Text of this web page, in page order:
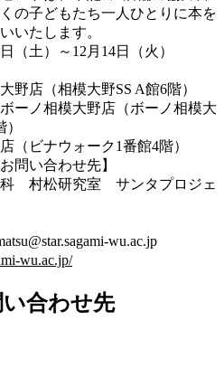
の子どもたち一人ひとりに本を
いたします。
（土）～12月14日（火）
（相模大野SS A館6階）
ノ相模大野店（ボーノ相模大
ナウォーク1番館4階）
問い合わせ先】
村松研究室 サンタプロジェ
wu.ac.jp
wu.ac.jp/
合わせ先